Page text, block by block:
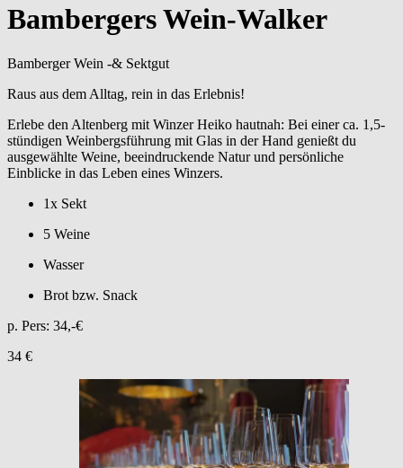
Bambergers Wein-Walker
Bamberger Wein -& Sektgut
Raus aus dem Alltag, rein in das Erlebnis!
Erlebe den Altenberg mit Winzer Heiko hautnah: Bei einer ca. 1,5-
stündigen Weinbergsführung mit Glas in der Hand genießt du
ausgewählte Weine, beeindruckende Natur und persönliche
Einblicke in das Leben eines Winzers.
1x Sekt
5 Weine
Wasser
Brot bzw. Snack
p. Pers: 34,-€
34 €